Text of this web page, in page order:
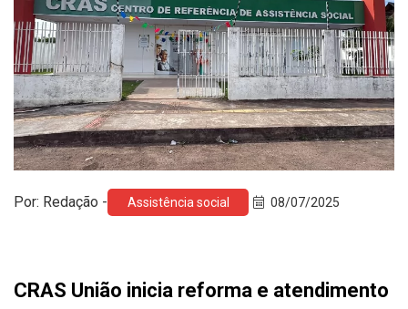
Por: Redação - Assistência social 08/07/2025
CRAS União inicia reforma e atendimento